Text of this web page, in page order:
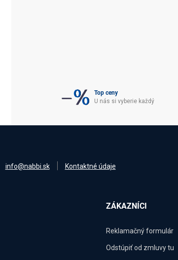
Top ceny
U nás si vyberie každý
info@nabbi.sk Kontaktné údaje
ZÁKAZNÍCI
Reklamačný formulár
Odstúpiť od zmluvy tu